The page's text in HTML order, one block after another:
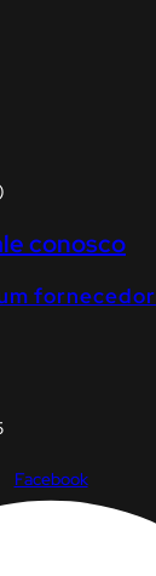
conosco
fornecedor
Facebook